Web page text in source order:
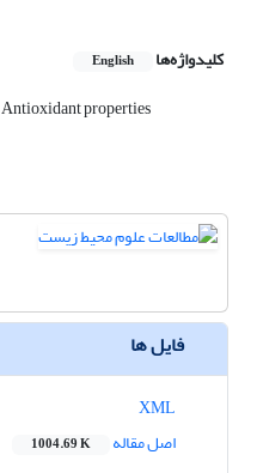
کلیدواژه‌ها English
Antioxidant properties
فایل ها
اصل مقاله
1004.69 K